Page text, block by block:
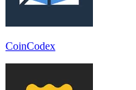
CoinCodex